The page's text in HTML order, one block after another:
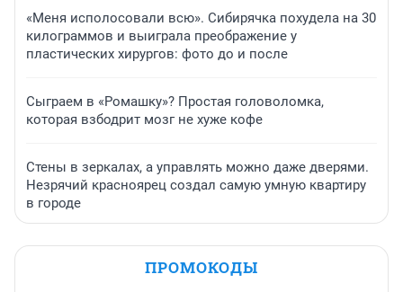
«Меня исполосовали всю». Сибирячка похудела на 30
килограммов и выиграла преображение у
пластических хирургов: фото до и после
Сыграем в «Ромашку»? Простая головоломка,
которая взбодрит мозг не хуже кофе
Стены в зеркалах, а управлять можно даже дверями.
Незрячий красноярец создал самую умную квартиру
в городе
ПРОМОКОДЫ